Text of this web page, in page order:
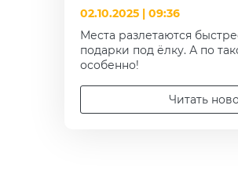
02.10.2025 | 09:36
Места разлетаются
подарки под ёлку. А по
особенно!
Читать